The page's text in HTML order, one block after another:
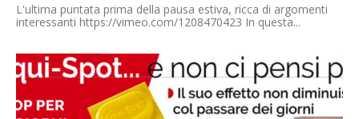
L'ultima puntata prima della pausa estiva, ricca di argomenti
interessanti https://vimeo.com/1208470423 In questa...